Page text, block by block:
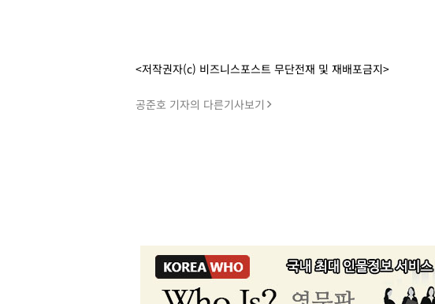
<저작권자(c) 비즈니스포스트 무단전재 및 재배포금지>
공준호 기자의 다른기사보기